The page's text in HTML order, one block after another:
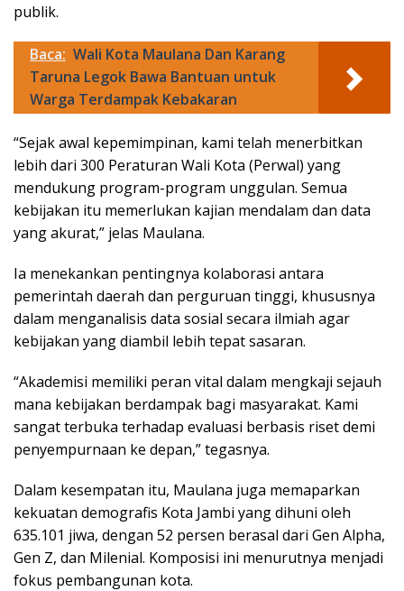
publik.
Baca: Wali Kota Maulana Dan Karang
Taruna Legok Bawa Bantuan untuk
Warga Terdampak Kebakaran
“Sejak awal kepemimpinan, kami telah menerbitkan
lebih dari 300 Peraturan Wali Kota (Perwal) yang
mendukung program-program unggulan. Semua
kebijakan itu memerlukan kajian mendalam dan data
yang akurat,” jelas Maulana.
Ia menekankan pentingnya kolaborasi antara
pemerintah daerah dan perguruan tinggi, khususnya
dalam menganalisis data sosial secara ilmiah agar
kebijakan yang diambil lebih tepat sasaran.
“Akademisi memiliki peran vital dalam mengkaji sejauh
mana kebijakan berdampak bagi masyarakat. Kami
sangat terbuka terhadap evaluasi berbasis riset demi
penyempurnaan ke depan,” tegasnya.
Dalam kesempatan itu, Maulana juga memaparkan
kekuatan demografis Kota Jambi yang dihuni oleh
635.101 jiwa, dengan 52 persen berasal dari Gen Alpha,
Gen Z, dan Milenial. Komposisi ini menurutnya menjadi
fokus pembangunan kota.